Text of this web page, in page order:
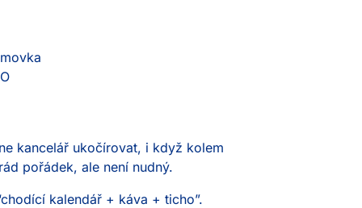
kancelář ukočírovat, i když kolem
pořádek, ale není nudný.
kalendář + káva + ticho”.